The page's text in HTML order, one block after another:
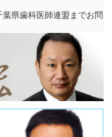
県歯科医師連盟までお問